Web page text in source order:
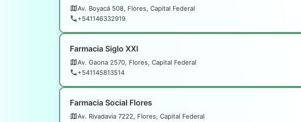
Av. Boyacá 508, Flores, Capital Federal
+541146332919
Farmacia Siglo XXI
Av. Gaona 2570, Flores, Capital Federal
+541145813514
Farmacia Social Flores
Av. Rivadavia 7222, Flores, Capital Federal